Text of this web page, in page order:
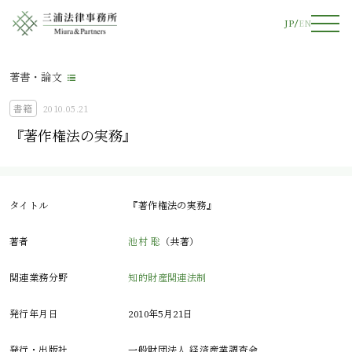
JP EN
著書・論文
書籍 2010.05.21
『著作権法の実務』
タイトル 『著作権法の実務』
著者 池村 聡 （共著）
関連業務分野 知的財産関連法制
発行年月日 2010年5月21日
発行・出版社 一般財団法人 経済産業調査会